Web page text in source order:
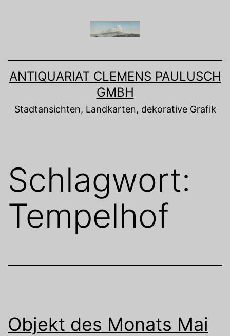
ANTIQUARIAT CLEMENS PAULUSCH
GMBH
Stadtansichten, Landkarten, dekorative Grafik
Schlagwort:
Tempelhof
Objekt des Monats Mai